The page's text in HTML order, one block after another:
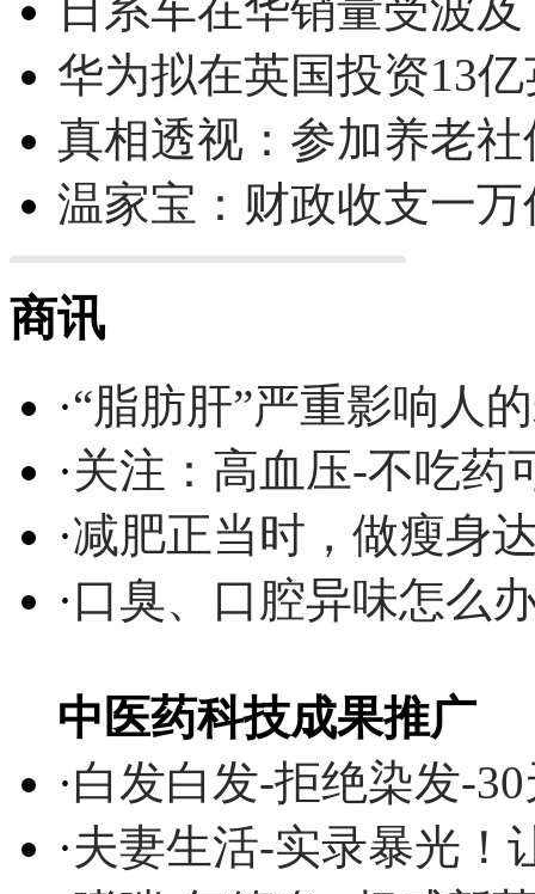
日系车在华销量受波
华为拟在英国投资13
真相透视：参加养老
温家宝：财政收支一
商讯
·“脂肪肝”严重影响人
·关注：高血压-不吃药
·减肥正当时，做瘦身
·口臭、口腔异味怎么
中医药科技成果推广
·白发白发-拒绝染发-
·夫妻生活-实录暴光！